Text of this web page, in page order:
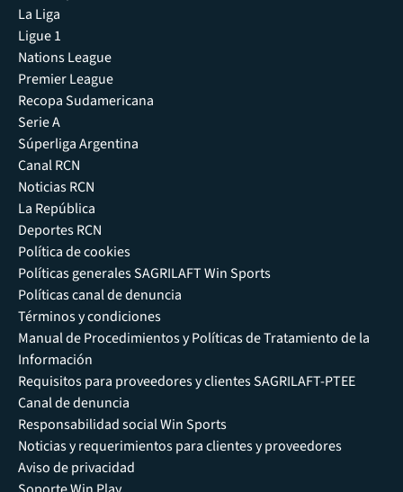
La Liga
Ligue 1
Nations League
Premier League
Recopa Sudamericana
Serie A
Súperliga Argentina
Canal RCN
Noticias RCN
La República
Deportes RCN
Política de cookies
Políticas generales SAGRILAFT Win Sports
Políticas canal de denuncia
Términos y condiciones
Manual de Procedimientos y Políticas de Tratamiento de la
Información
Requisitos para proveedores y clientes SAGRILAFT-PTEE
Canal de denuncia
Responsabilidad social Win Sports
Noticias y requerimientos para clientes y proveedores
Aviso de privacidad